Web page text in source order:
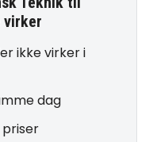
ikke virker i
dag
priser